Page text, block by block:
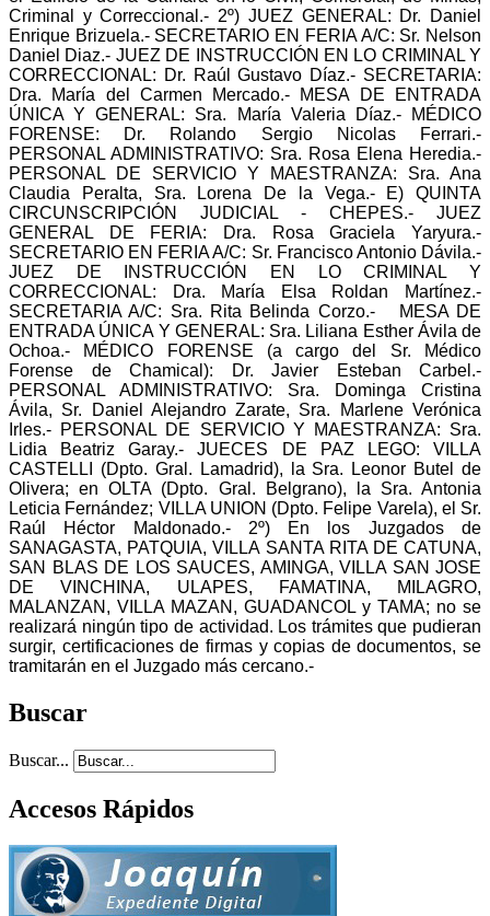
Criminal y Correccional.- 2º) JUEZ GENERAL: Dr. Daniel
Enrique Brizuela.- SECRETARIO EN FERIA A/C: Sr. Nelson
Daniel Diaz.- JUEZ DE INSTRUCCIÓN EN LO CRIMINAL Y
CORRECCIONAL: Dr. Raúl Gustavo Díaz.- SECRETARIA:
Dra. María del Carmen Mercado.- MESA DE ENTRADA
ÚNICA Y GENERAL: Sra. María Valeria Díaz.- MÉDICO
FORENSE: Dr. Rolando Sergio Nicolas Ferrari.-
PERSONAL ADMINISTRATIVO: Sra. Rosa Elena Heredia.-
PERSONAL DE SERVICIO Y MAESTRANZA: Sra. Ana
Claudia Peralta, Sra. Lorena De la Vega.- E) QUINTA
CIRCUNSCRIPCIÓN JUDICIAL - CHEPES.- JUEZ
GENERAL DE FERIA: Dra. Rosa Graciela Yaryura.-
SECRETARIO EN FERIA A/C: Sr. Francisco Antonio Dávila.-
JUEZ DE INSTRUCCIÓN EN LO CRIMINAL Y
CORRECCIONAL: Dra. María Elsa Roldan Martínez.-
SECRETARIA A/C: Sra. Rita Belinda Corzo.- MESA DE
ENTRADA ÚNICA Y GENERAL: Sra. Liliana Esther Ávila de
Ochoa.- MÉDICO FORENSE (a cargo del Sr. Médico
Forense de Chamical): Dr. Javier Esteban Carbel.-
PERSONAL ADMINISTRATIVO: Sra. Dominga Cristina
Ávila, Sr. Daniel Alejandro Zarate, Sra. Marlene Verónica
Irles.- PERSONAL DE SERVICIO Y MAESTRANZA: Sra.
Lidia Beatriz Garay.- JUECES DE PAZ LEGO: VILLA
CASTELLI (Dpto. Gral. Lamadrid), la Sra. Leonor Butel de
Olivera; en OLTA (Dpto. Gral. Belgrano), la Sra. Antonia
Leticia Fernández; VILLA UNION (Dpto. Felipe Varela), el Sr.
Raúl Héctor Maldonado.- 2º) En los Juzgados de
SANAGASTA, PATQUIA, VILLA SANTA RITA DE CATUNA,
SAN BLAS DE LOS SAUCES, AMINGA, VILLA SAN JOSE
DE VINCHINA, ULAPES, FAMATINA, MILAGRO,
MALANZAN, VILLA MAZAN, GUADANCOL y TAMA; no se
realizará ningún tipo de actividad. Los trámites que pudieran
surgir, certificaciones de firmas y copias de documentos, se
tramitarán en el Juzgado más cercano.-
Buscar
Buscar...
Accesos Rápidos